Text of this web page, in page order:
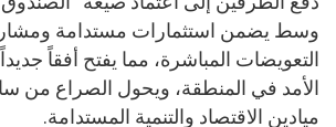
وسط يضمن استثمارات مستدامة
التعويضات المباشرة، مما يفتح أفقاً
الأمد في المنطقة، ويحول الصراع من
ميادين الاقتصاد والتنمية المستدامة.